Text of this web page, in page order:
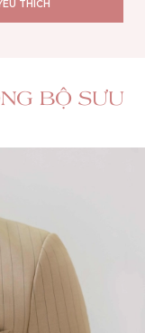
THÍCH
BỘ SƯU